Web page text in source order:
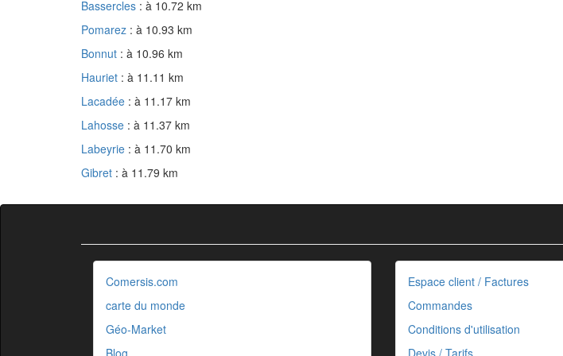
Bassercles : à 10.72 km
Pomarez : à 10.93 km
Bonnut : à 10.96 km
Hauriet : à 11.11 km
Lacadée : à 11.17 km
Lahosse : à 11.37 km
Labeyrie : à 11.70 km
Gibret : à 11.79 km
Comersis.com
carte du monde
Géo-Market
Espace client / Factures
Commandes
Conditions d'utilisation